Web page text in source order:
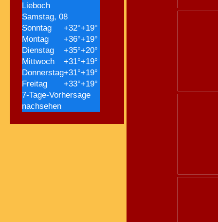
Lieboch
Samstag, 08
Sonntag
+32°+19°
Montag
+36°+19°
Dienstag
+35°+20°
Mittwoch
+31°+19°
Donnerstag+31°+19°
Freitag
+33°+19°
7-Tage-Vorhersage
nachsehen